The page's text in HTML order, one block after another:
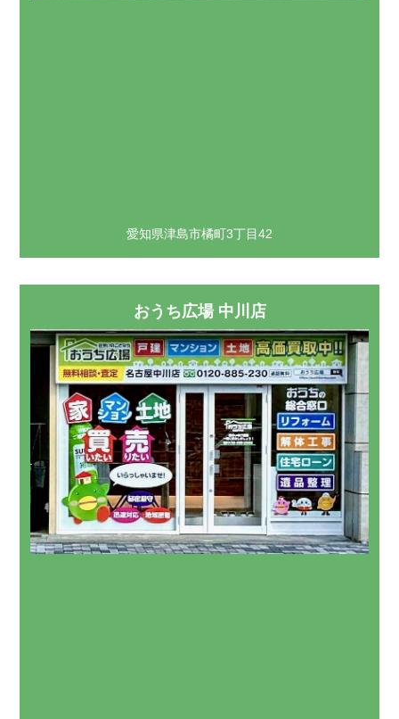
愛知県津島市橘町3丁目42
おうち広場 中川店